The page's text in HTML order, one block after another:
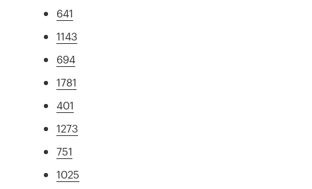
641
1143
694
1781
401
1273
751
1025